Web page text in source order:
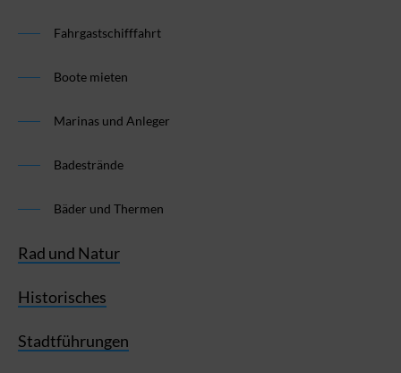
Fahrgastschifffahrt
Boote mieten
Marinas und Anleger
Badestrände
Bäder und Thermen
Rad und Natur
Historisches
Stadtführungen